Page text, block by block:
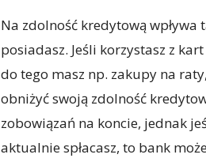
Na zdolność kredytową
posiadasz. Jeśli korzystasz z
do tego masz np. zakupy na
obniżyć swoją zdolność
zobowiązań na koncie, jednak
aktualnie spłacasz, to bank